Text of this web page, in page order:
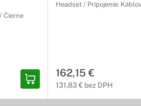
po celý deň
slobodu pri počúvaní hudby vďaka
Čierne
Headset / Pripojenie:
162,15 €
131,83 € bez DPH